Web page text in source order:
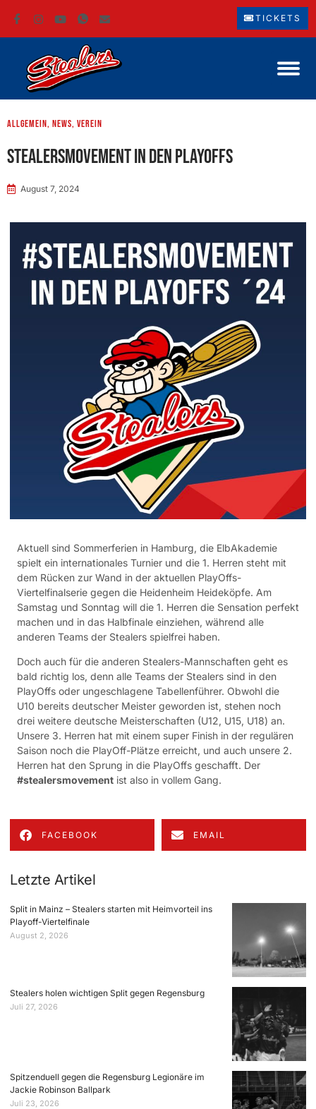
TICKETS
Allgemein, News, Verein
Stealersmovement in den PlayOffs
August 7, 2024
Aktuell sind Sommerferien in Hamburg, die ElbAkademie
spielt ein internationales Turnier und die 1. Herren steht mit
dem Rücken zur Wand in der aktuellen PlayOffs-
Viertelfinalserie gegen die Heidenheim Heideköpfe. Am
Samstag und Sonntag will die 1. Herren die Sensation perfekt
machen und in das Halbfinale einziehen, während alle
anderen Teams der Stealers spielfrei haben.
Doch auch für die anderen Stealers-Mannschaften geht es
bald richtig los, denn alle Teams der Stealers sind in den
PlayOffs oder ungeschlagene Tabellenführer. Obwohl die
U10 bereits deutscher Meister geworden ist, stehen noch
drei weitere deutsche Meisterschaften (U12, U15, U18) an.
Unsere 3. Herren hat mit einem super Finish in der regulären
Saison noch die PlayOff-Plätze erreicht, und auch unsere 2.
Herren hat den Sprung in die PlayOffs geschafft. Der
#stealersmovement ist also in vollem Gang.
FACEBOOK EMAIL
Letzte Artikel
Split in Mainz – Stealers starten mit Heimvorteil ins
Playoff-Viertelfinale
August 2, 2026
Stealers holen wichtigen Split gegen Regensburg
Juli 27, 2026
Spitzenduell gegen die Regensburg Legionäre im
Jackie Robinson Ballpark
Juli 23, 2026